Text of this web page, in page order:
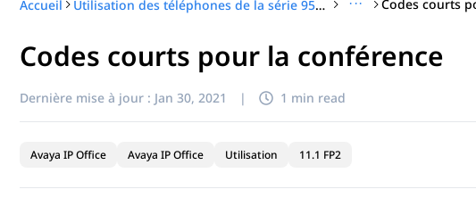
par titre
Accueil Utilisation des téléphones de la série 9500 sur Avaya IP Office ··· Codes courts
Codes courts pour la conférence
Dernière mise à jour : Jan 30, 2021 | 1 min read
Avaya IP Office Avaya IP Office Utilisation 11.1 FP2